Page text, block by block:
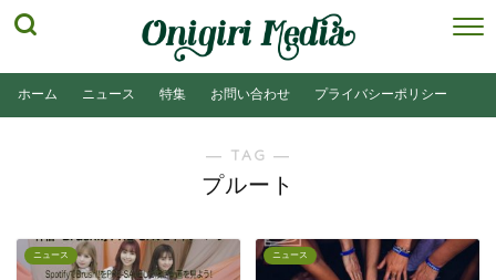
ホーム ニュース 特集 お問い合わせ プライバシーポリシー
― TAG ―
プルート
ニュース ニュース